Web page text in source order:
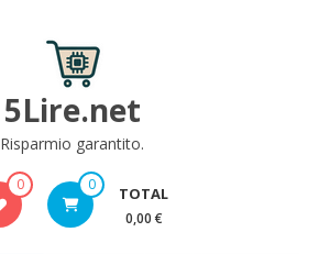
5Lire.net
Risparmio garantito.
0 0 TOTAL
0,00 €